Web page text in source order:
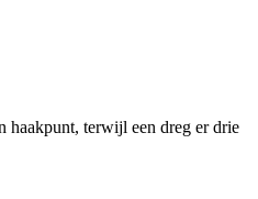
haakpunt, terwijl een dreg er drie